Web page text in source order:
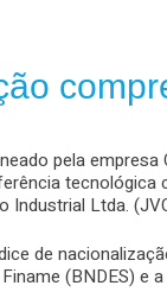
pela empresa
tecnológica
Ltda.
de
(BNDES) e